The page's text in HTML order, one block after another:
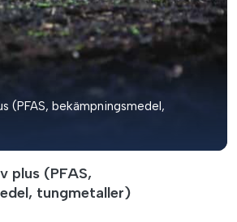
(PFAS, bekämpningsmedel,
plus (PFAS,
tungmetaller)